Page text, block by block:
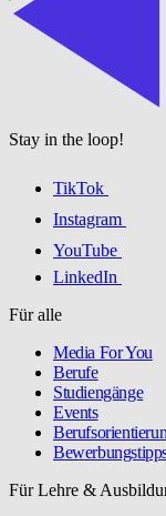
Stay in the loop!
TikTok
Instagram
YouTube
LinkedIn
Für alle
Media For You
Berufe
Studiengänge
Events
Für Lehre &